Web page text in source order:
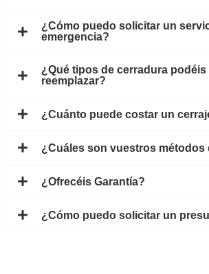
¿Cómo puedo solicitar un
emergencia?
¿Qué tipos de cerradura podéis
reemplazar?
¿Cuánto puede costar un
¿Cuáles son vuestros métodos
¿Ofrecéis Garantía?
¿Cómo puedo solicitar un